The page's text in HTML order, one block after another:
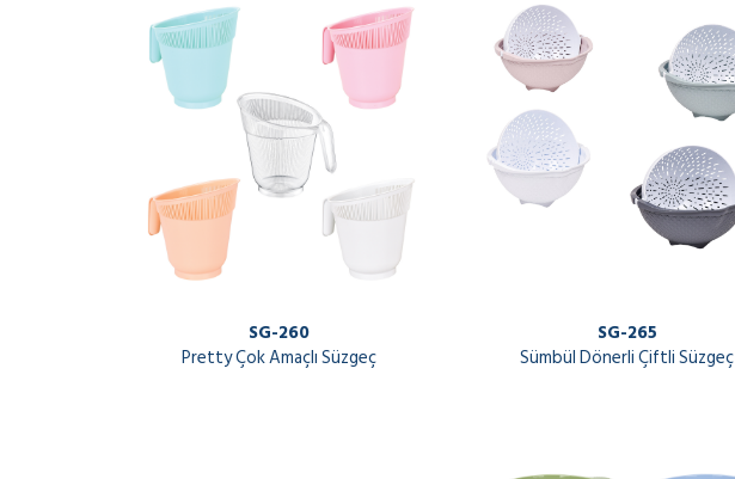
SG-260
Pretty Çok Amaçlı Süzgeç
SG-265
Sümbül Dönerli Çiftli Süzgeç